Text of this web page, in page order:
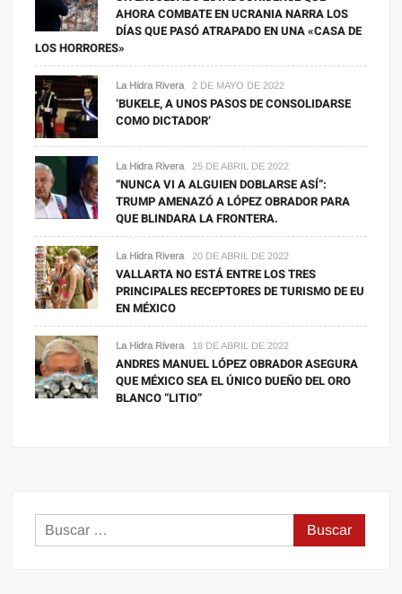
AHORA COMBATE EN UCRANIA NARRA LOS
DÍAS QUE PASÓ ATRAPADO EN UNA «CASA DE
LOS HORRORES»
La Hidra Rivera 2 DE MAYO DE 2022
‘BUKELE, A UNOS PASOS DE CONSOLIDARSE
COMO DICTADOR’
La Hidra Rivera 25 DE ABRIL DE 2022
“NUNCA VI A ALGUIEN DOBLARSE ASÍ”:
TRUMP AMENAZÓ A LÓPEZ OBRADOR PARA
QUE BLINDARA LA FRONTERA.
La Hidra Rivera 20 DE ABRIL DE 2022
VALLARTA NO ESTÁ ENTRE LOS TRES
PRINCIPALES RECEPTORES DE TURISMO DE EU
EN MÉXICO
La Hidra Rivera 18 DE ABRIL DE 2022
ANDRES MANUEL LÓPEZ OBRADOR ASEGURA
QUE MÉXICO SEA EL ÚNICO DUEÑO DEL ORO
BLANCO “LITIO”
Buscar: